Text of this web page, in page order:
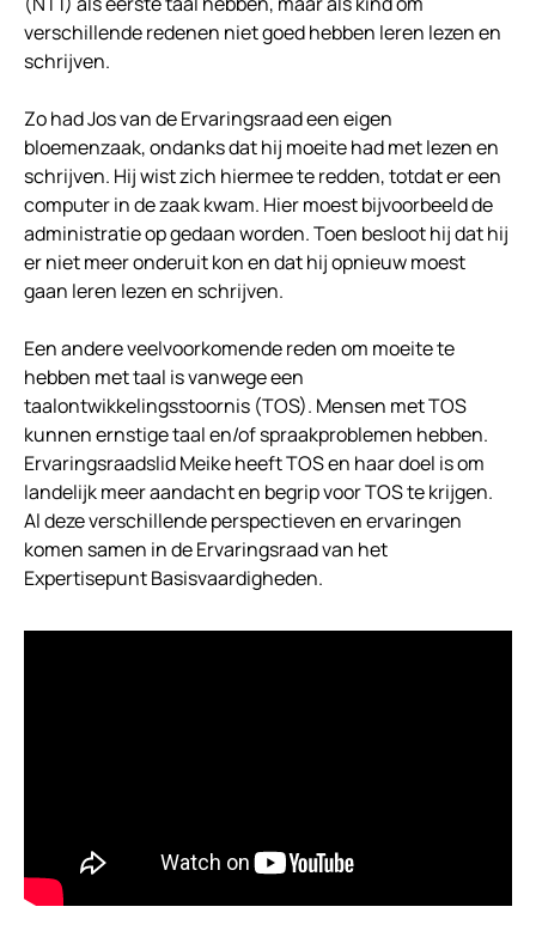
verschillende redenen niet goed hebben leren lezen en
schrijven.
Zo had Jos van de Ervaringsraad een eigen
bloemenzaak, ondanks dat hij moeite had met lezen en
schrijven. Hij wist zich hiermee te redden, totdat er een
computer in de zaak kwam. Hier moest bijvoorbeeld de
administratie op gedaan worden. Toen besloot hij dat hij
er niet meer onderuit kon en dat hij opnieuw moest
gaan leren lezen en schrijven.
Een andere veelvoorkomende reden om moeite te
hebben met taal is vanwege een
taalontwikkelingsstoornis (TOS). Mensen met TOS
kunnen ernstige taal en/of spraakproblemen hebben.
Ervaringsraadslid Meike heeft TOS en haar doel is om
landelijk meer aandacht en begrip voor TOS te krijgen.
Al deze verschillende perspectieven en ervaringen
komen samen in de Ervaringsraad van het
Expertisepunt Basisvaardigheden.